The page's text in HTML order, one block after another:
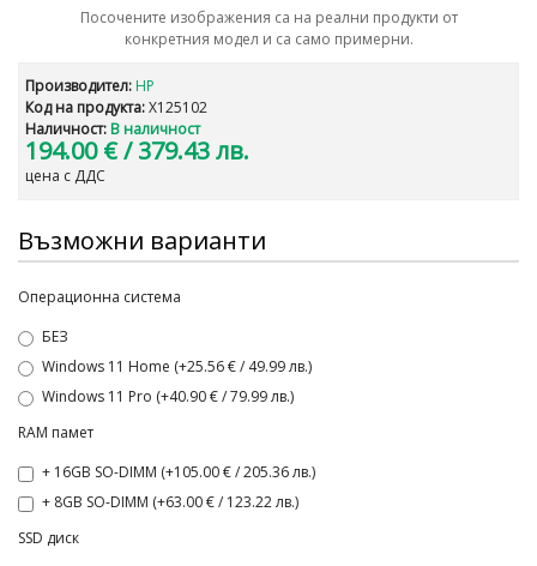
Посочените изображения са на реални продукти от
конкретния модел и са само примерни.
Производител: HP
Код на продукта:X125102
Наличност: В наличност
194.00 €/ 379.43 лв.
цена с ДДС
Възможни варианти
Операционна система
БЕЗ
Windows 11 Home (+25.56 € / 49.99 лв.)
Windows 11 Pro (+40.90 € / 79.99 лв.)
RAM памет
+ 16GB SO-DIMM (+105.00 € / 205.36 лв.)
+ 8GB SO-DIMM (+63.00 € / 123.22 лв.)
SSD диск